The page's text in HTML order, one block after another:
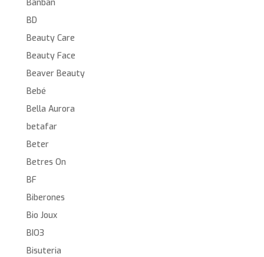
Banban
BD
Beauty Care
Beauty Face
Beaver Beauty
Bebé
Bella Aurora
betafar
Beter
Betres On
BF
Biberones
Bio Joux
BIO3
Bisuteria